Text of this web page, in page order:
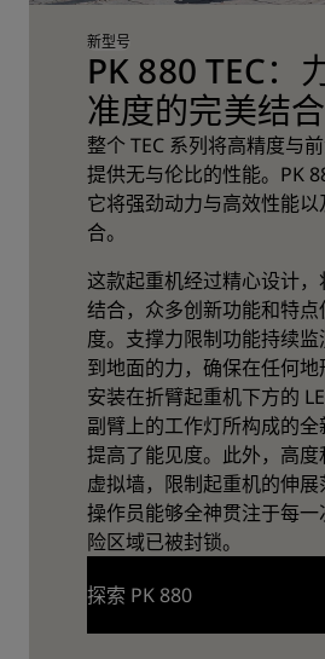
PK 880 TEC：
准度的完美结合
新型号
整个 TEC 系列将高精度与
提供无与伦比的性能。PK
它将强劲动力与高效性能
合。
这款起重机经过精心设计
结合，众多创新功能和特
度。支撑力限制功能持续
到地面的力，确保在任何
安装在折臂起重机下方的
副臂上的工作灯所构成的
提高了能见度。此外，高
虚拟墙，限制起重机的伸
操作员能够全神贯注于每
险区域已被封锁。
探索 PK 880